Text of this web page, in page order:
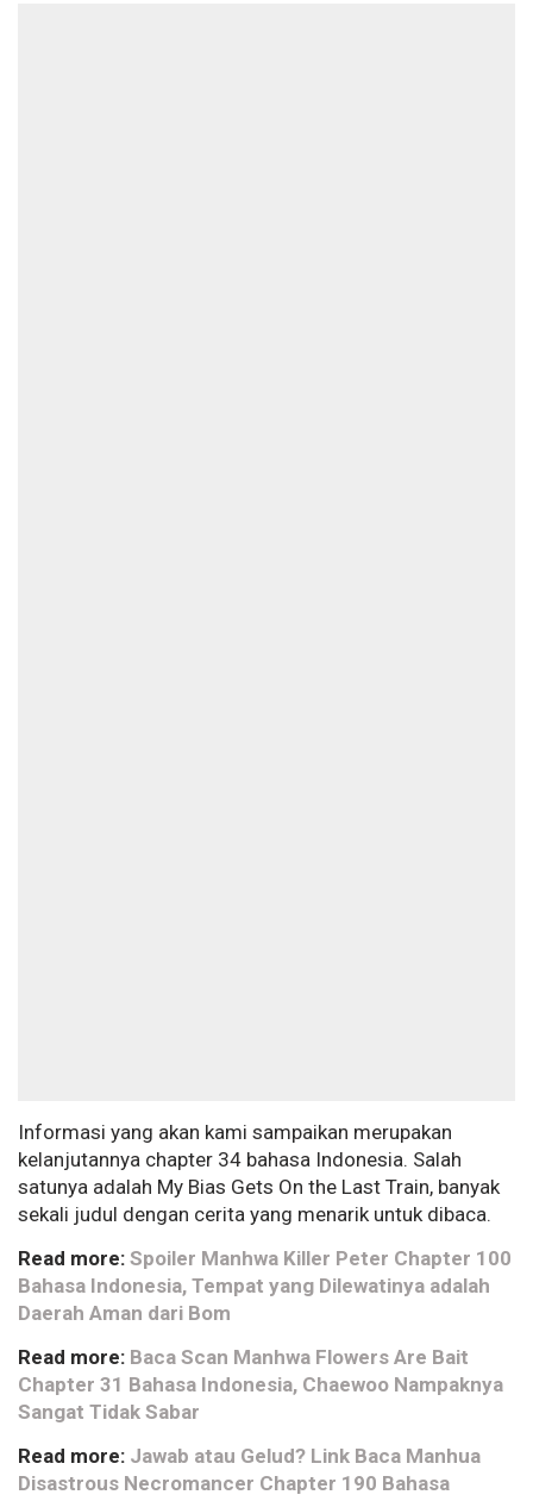
Informasi yang akan kami sampaikan merupakan
kelanjutannya chapter 34 bahasa Indonesia. Salah
satunya adalah My Bias Gets On the Last Train, banyak
sekali judul dengan cerita yang menarik untuk dibaca.
Read more: Spoiler Manhwa Killer Peter Chapter 100
Bahasa Indonesia, Tempat yang Dilewatinya adalah
Daerah Aman dari Bom
Read more: Baca Scan Manhwa Flowers Are Bait
Chapter 31 Bahasa Indonesia, Chaewoo Nampaknya
Sangat Tidak Sabar
Read more: Jawab atau Gelud? Link Baca Manhua
Disastrous Necromancer Chapter 190 Bahasa